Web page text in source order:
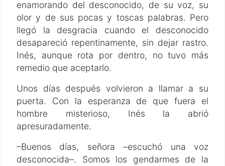
enamorando del desconocido, de su voz, su
olor y de sus pocas y toscas palabras. Pero
llegó la desgracia cuando el desconocido
desapareció repentinamente, sin dejar rastro.
Inés, aunque rota por dentro, no tuvo más
remedio que aceptarlo.
Unos días después volvieron a llamar a su
puerta. Con la esperanza de que fuera el
hombre misterioso, Inés la abrió
apresuradamente.
–Buenos días, señora –escuchó una voz
desconocida–. Somos los gendarmes de la